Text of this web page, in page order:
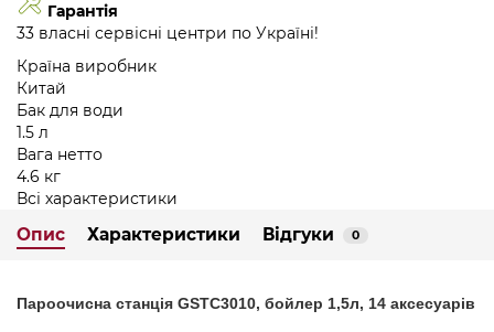
Гарантія
33 власні сервісні центри по Україні!
Країна виробник
Китай
Бак для води
1.5 л
Вага нетто
4.6 кг
Всі характеристики
Опис Характеристики Відгуки 0
Пароочисна станцiя GSTС3010, бойлер 1,5л, 14 аксесуарів